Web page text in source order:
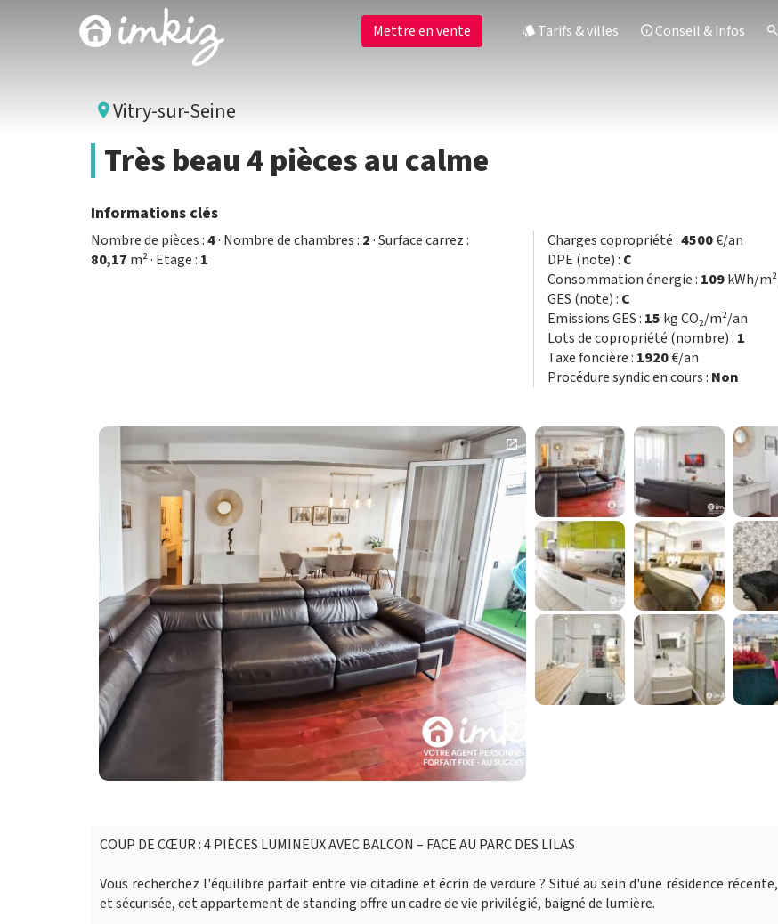
Mettre en vente Tarifs & villes Conseil & infos
Vitry-sur-Seine
Très beau 4 pièces au calme
Informations clés
Nombre de pièces :4· Nombre de chambres : 2· Surface carrez :
80,17 m² · Etage : 1
Charges copropriété :4500€/an
DPE (note) : C
Consommation énergie : 109kWh/
GES (note) : C
Emissions GES : 15 kg CO₂/m²/an
Lots de copropriété (nombre) : 1
Taxe foncière : 1920€/an
Procédure syndic en cours : Non
COUP DE CŒUR : 4 PIÈCES LUMINEUX AVEC BALCON – FACE AU PARC DES LILAS
Vous recherchez l'équilibre parfait entre vie citadine et écrin de verdure ? Situé au sein d'une résidence
et sécurisée, cet appartement de standing offre un cadre de vie privilégié, baigné de lumière.